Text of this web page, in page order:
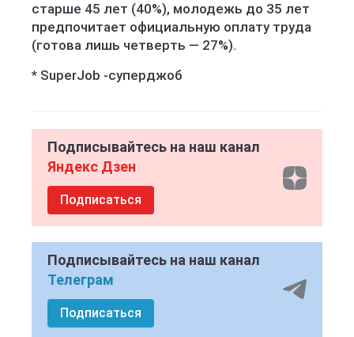
старше 45 лет (40%), молодежь до 35 лет
предпочитает официальную оплату труда
(готова лишь четверть — 27%).
* SuperJob -суперджоб
Подписывайтесь на наш канал
Яндекс Дзен
Подписаться
Подписывайтесь на наш канал
Телеграм
Подписаться